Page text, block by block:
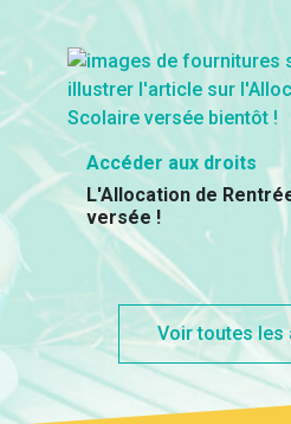
Accéder aux droits
L'Allocation de
versée !
Voir toutes les